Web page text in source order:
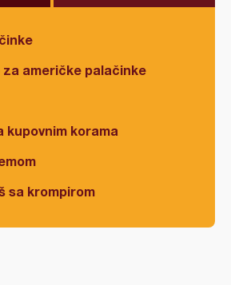
američke palačinke
kupovnim korama
sa krompirom